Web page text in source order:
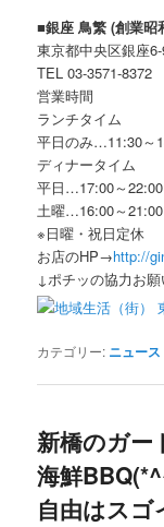
■銀座 鳥繁 (創業昭
東京都中央区銀座
TEL 03-3571-8372
営業時間
ランチタイム
平日のみ…11:30～
ディナータイム
平日…17:00～
土曜…16:00～
※日曜・祝日定休
お店のHP→http://
↓ポチッの協力お
カテゴリー: ニュース
新橋のガー
海鮮
自由はス